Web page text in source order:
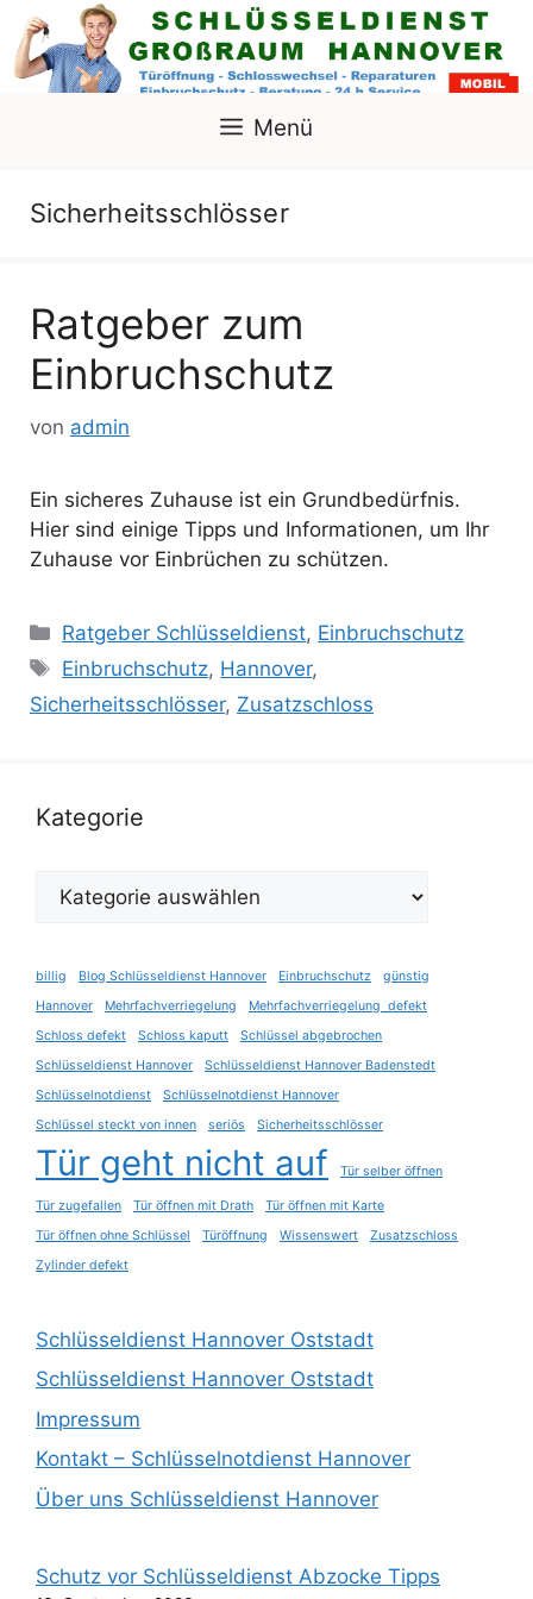
Zum
Inhalt
springen
Menü
Sicherheitsschlösser
Ratgeber zum
Einbruchschutz
von admin
Ein sicheres Zuhause ist ein Grundbedürfnis.
Hier sind einige Tipps und Informationen, um Ihr
Zuhause vor Einbrüchen zu schützen.
Kategorien
Ratgeber Schlüsseldienst, Einbruchschutz
Schlagwörter
Einbruchschutz, Hannover,
Sicherheitsschlösser, Zusatzschloss
Kategorie
Kategorie
billig Blog Schlüsseldienst Hannover Einbruchschutz
günstig
Hannover
Mehrfachverriegelung
Mehrfachverriegelung defekt
Schloss defekt
Schloss kaputt
Schlüssel abgebrochen
Schlüsseldienst Hannover
Schlüsseldienst Hannover Badenstedt
Schlüsselnotdienst
Schlüsselnotdienst Hannover
Schlüssel steckt von innen
seriös Sicherheitsschlösser
Tür geht nicht auf Tür selber öffnen
Tür zugefallen Tür öffnen mit Drath
Tür öffnen mit Karte
Tür öffnen ohne Schlüssel
Türöffnung Wissenswert
Zusatzschloss
Zylinder defekt
Schlüsseldienst Hannover Oststadt
Schlüsseldienst Hannover Oststadt
Impressum
Kontakt – Schlüsselnotdienst Hannover
Über uns Schlüsseldienst Hannover
Schutz vor Schlüsseldienst Abzocke Tipps